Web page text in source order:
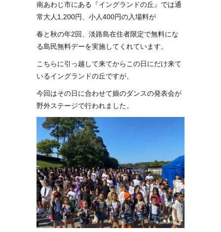
南あわじ市にある『イングランドの丘』では通
常大人1,200円、小人400円の入場料が
春と秋の年2回、淡路島在住者限定で無料にな
る島民無料デーを実施してくれています。
こちらに引っ越して来てからこの日にだけ来て
いるイングランドの丘ですが、
今回はその日に合わせて娘のダンスの発表会が
野外ステージで行われました。